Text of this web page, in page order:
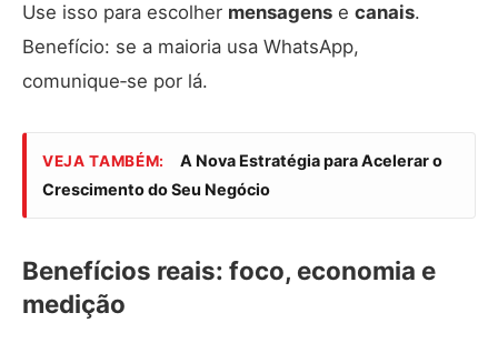
Use isso para escolher mensagens e canais.
Benefício: se a maioria usa WhatsApp,
comunique‑se por lá.
VEJA TAMBÉM:
A Nova Estratégia para Acelerar o
Crescimento do Seu Negócio
Benefícios reais: foco, economia e
medição